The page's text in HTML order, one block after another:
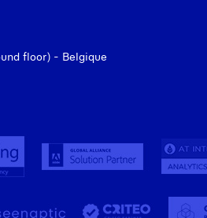
floor) - Belgique